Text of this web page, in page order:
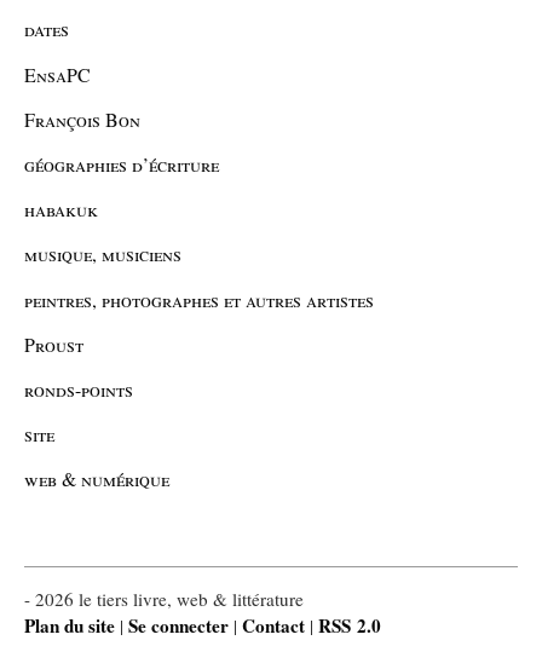
dates
EnsaPC
François Bon
géographies d’écriture
habakuk
musique, musiciens
peintres, photographes et autres artistes
Proust
ronds-points
site
web & numérique
- 2026 le tiers livre, web & littérature
Plan du site | Se connecter | Contact | RSS 2.0